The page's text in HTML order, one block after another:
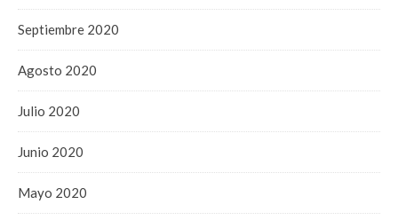
Septiembre 2020
Agosto 2020
Julio 2020
Junio 2020
Mayo 2020